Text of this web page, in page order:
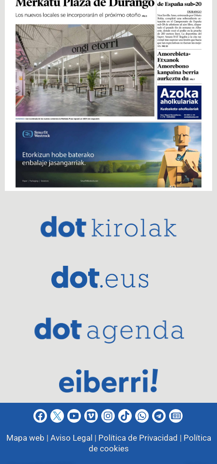
Mapa web | Aviso Legal | Política de Privacidad | Política
de cookies